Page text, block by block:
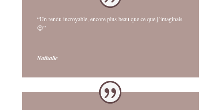
“Un rendu incroyable, encore plus beau que ce que j’imaginais
😍”
Nathalie